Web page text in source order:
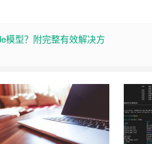
模型？附完整有效解决方